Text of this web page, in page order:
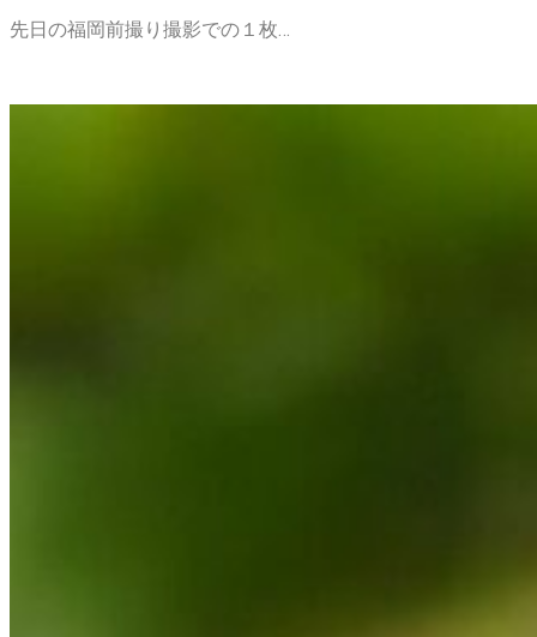
先日の福岡前撮り撮影での１枚…